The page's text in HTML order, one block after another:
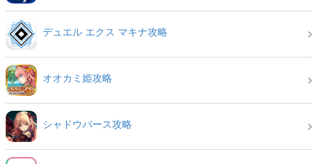
デュエル エクス マキナ攻略
オオカミ姫攻略
シャドウバース攻略